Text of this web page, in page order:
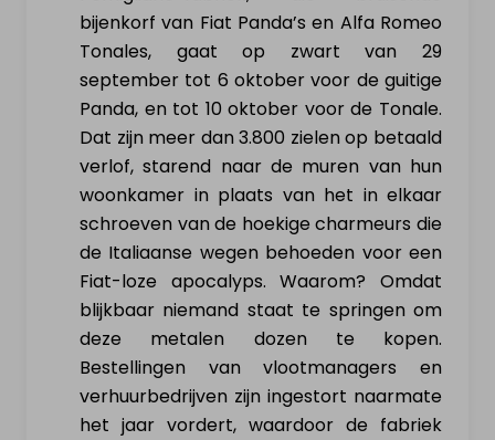
Registreer als particulier
Verkoop elektrisch voertuig
NL | FR | EN
bijenkorf van Fiat Panda’s en Alfa Romeo
Tonales, gaat op zwart van 29
september tot 6 oktober voor de guitige
Panda, en tot 10 oktober voor de Tonale.
Dat zijn meer dan 3.800 zielen op betaald
verlof, starend naar de muren van hun
woonkamer in plaats van het in elkaar
schroeven van de hoekige charmeurs die
de Italiaanse wegen behoeden voor een
Fiat-loze apocalyps. Waarom? Omdat
blijkbaar niemand staat te springen om
deze metalen dozen te kopen.
Bestellingen van vlootmanagers en
verhuurbedrijven zijn ingestort naarmate
het jaar vordert, waardoor de fabriek